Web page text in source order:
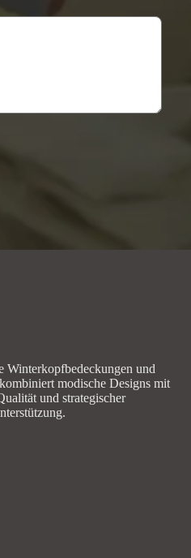
Winterkopfbedeckungen und
modische Designs mit
und strategischer